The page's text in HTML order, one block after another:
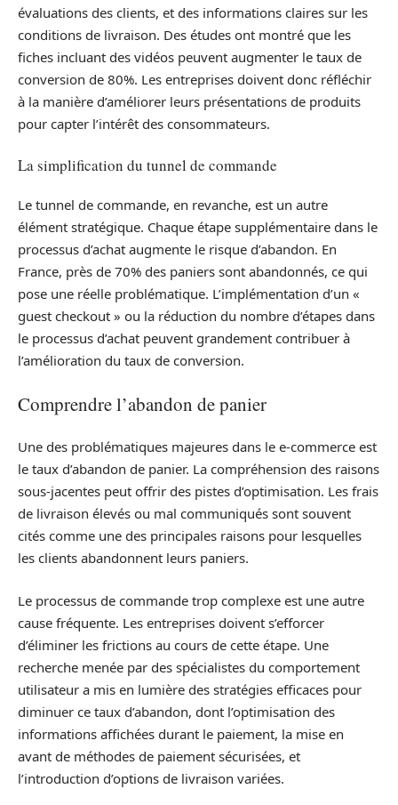
évaluations des clients, et des informations claires sur les
conditions de livraison. Des études ont montré que les
fiches incluant des vidéos peuvent augmenter le taux de
conversion de 80%. Les entreprises doivent donc réfléchir
à la manière d’améliorer leurs présentations de produits
pour capter l’intérêt des consommateurs.
La simplification du tunnel de commande
Le tunnel de commande, en revanche, est un autre
élément stratégique. Chaque étape supplémentaire dans le
processus d’achat augmente le risque d’abandon. En
France, près de 70% des paniers sont abandonnés, ce qui
pose une réelle problématique. L’implémentation d’un «
guest checkout » ou la réduction du nombre d’étapes dans
le processus d’achat peuvent grandement contribuer à
l’amélioration du taux de conversion.
Comprendre l’abandon de panier
Une des problématiques majeures dans le e-commerce est
le taux d’abandon de panier. La compréhension des raisons
sous-jacentes peut offrir des pistes d’optimisation. Les frais
de livraison élevés ou mal communiqués sont souvent
cités comme une des principales raisons pour lesquelles
les clients abandonnent leurs paniers.
Le processus de commande trop complexe est une autre
cause fréquente. Les entreprises doivent s’efforcer
d’éliminer les frictions au cours de cette étape. Une
recherche menée par des spécialistes du comportement
utilisateur a mis en lumière des stratégies efficaces pour
diminuer ce taux d’abandon, dont l’optimisation des
informations affichées durant le paiement, la mise en
avant de méthodes de paiement sécurisées, et
l’introduction d’options de livraison variées.